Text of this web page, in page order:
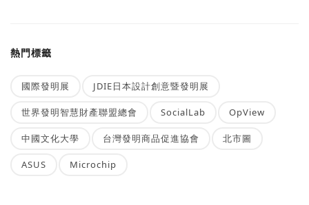
熱門標籤
國際發明展 JDIE日本設計創意暨發明展
世界發明智慧財產聯盟總會 SocialLab OpView
中國文化大學 台灣發明商品促進協會 北市圖
ASUS Microchip